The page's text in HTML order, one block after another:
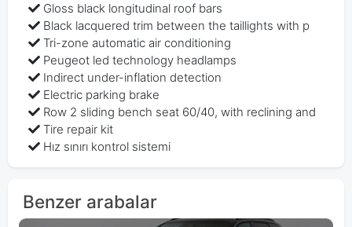
Gloss black longitudinal roof bars
Black lacquered trim between the taillights with p
Tri-zone automatic air conditioning
Peugeot led technology headlamps
Indirect under-inflation detection
Electric parking brake
Row 2 sliding bench seat 60/40, with reclining and
Tire repair kit
Hız sınırı kontrol sistemi
Benzer arabalar